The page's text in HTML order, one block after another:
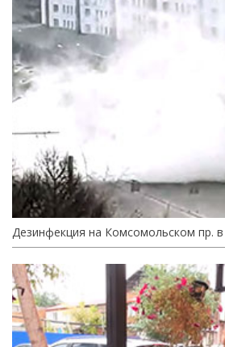
Дезинфекция на Комсомольском пр. в